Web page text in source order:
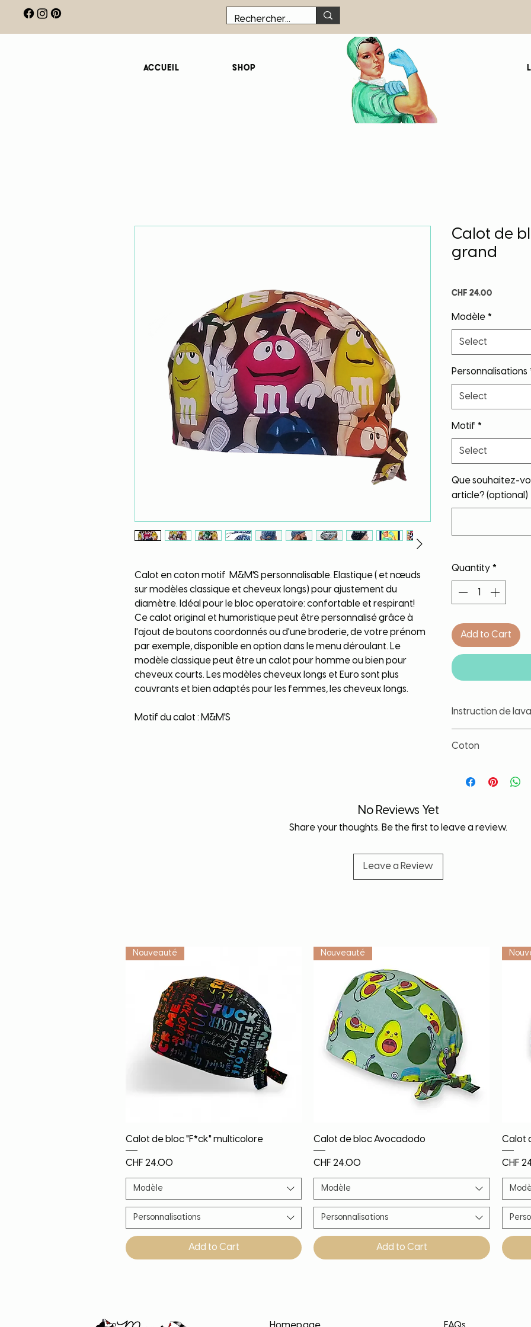
Accueil Shop
Calot en coton motif M&M'S personnalisable. Elastique ( et nœuds
sur modèles classique et cheveux longs) pour ajustement du
diamètre. Idéal pour le bloc operatoire: confortable et respirant!
Ce calot original et humoristique peut être personnalisé grâce à
l'ajout de boutons coordonnés ou d'une broderie, de votre prénom
par exemple, disponible en option dans le menu déroulant. Le
modèle classique peut être un calot pour homme ou bien pour
cheveux courts. Les modèles cheveux longs et Euro sont plus
couvrants et bien adaptés pour les femmes, les cheveux longs.
Motif du calot : M&M'S
Calot de
grand
CHF 24.00
Modèle *
Select
Personnalisations
Select
Motif *
Select
Que souhaitez-
article? (optional)
Quantity *
Add to Cart
Instruction de
les couleurs et
contact avec un
Coton
lavage. Tissu lavé
No Reviews Yet
Share your thoughts. Be the first to leave a review.
Leave a Review
Quick View
Nouveauté
Calot de bloc "F*ck" multicolore
Price
CHF 24.00
Modèle
Personnalisations
Add to Cart
Quick View
Nouveauté
Calot de bloc Avocadodo
Price
CHF 24.00
Modèle
Personnalisations
Add to Cart
Calot
Price
CHF